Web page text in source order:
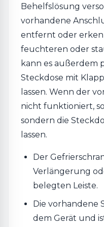
Behelfslösung
vorhandene
entfernt oder
feuchteren oder
kann es außerdem
Steckdose mit
lassen. Wenn der
nicht funktioniert,
sondern die
lassen.
Der
Verlängerung
belegten Leiste.
Die vorhandene
dem Gerät und